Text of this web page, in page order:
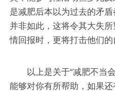
是减肥后本以为过去的矛
并非如此，这将令其大失
情回报时，更将打击他们的
以上是关于“减肥不当
能够对你有所帮助，如果